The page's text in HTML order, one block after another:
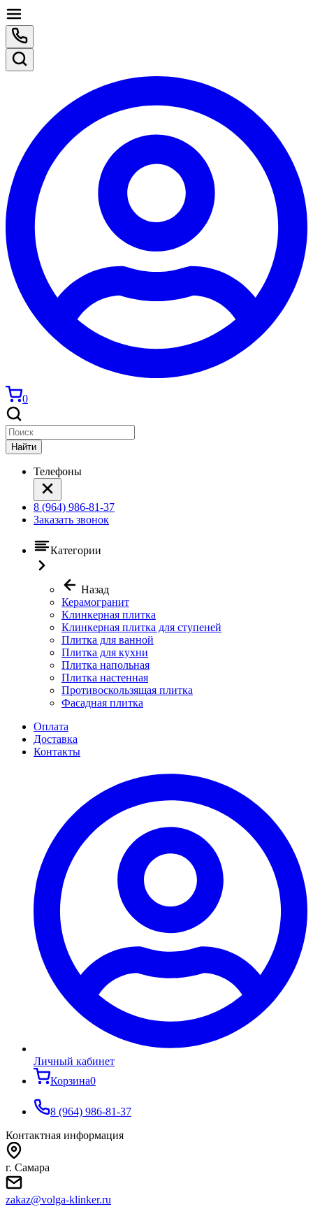
0
Найти
Телефоны
8 (964) 986-81-37
Заказать звонок
Категории
Назад
Керамогранит
Клинкерная плитка
Клинкерная плитка для ступеней
Плитка для ванной
Плитка для кухни
Плитка напольная
Плитка настенная
Противоскользящая плитка
Фасадная плитка
Оплата
Доставка
Контакты
Личный кабинет
Корзина0
8 (964) 986-81-37
Контактная информация
г. Самара
zakaz@volga-klinker.ru